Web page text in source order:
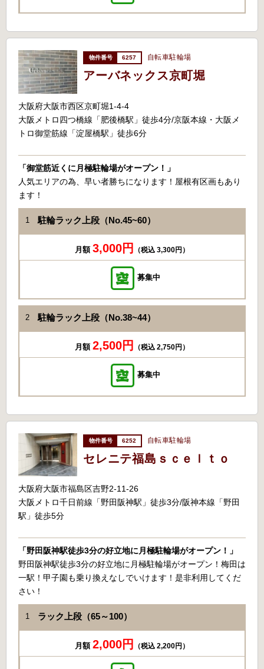
6257 自転車駐輪場
アーバネックス京町堀
大阪府大阪市西区京町堀1-4-4
大阪メトロ四つ橋線「肥後橋駅」徒歩4分/京阪本線・大阪メ
トロ御堂筋線「淀屋橋駅」徒歩6分
「御堂筋近くに月極駐輪場がオープン！」
人気エリアの為、早い者勝ちになります！屋根有区画もあり
ます！
1 駐輪ラック上段（No.45~60）
月額 3,000円 （税込 3,300円）
募集中
2 駐輪ラック上段（No.38~44）
月額 2,500円 （税込 2,750円）
募集中
6252 自転車駐輪場
セレニテ福島ｓｃｅｌｔｏ
大阪府大阪市福島区吉野2-11-26
大阪メトロ千日前線「野田阪神駅」徒歩3分/阪神本線「野田
駅」徒歩5分
「野田阪神駅徒歩3分の好立地に月極駐輪場がオープン！」
野田阪神駅徒歩3分の好立地に月極駐輪場がオープン！梅田は
一駅！甲子園も乗り換えなしでいけます！是非利用してくだ
さい！
1 ラック上段（65～100）
月額 2,000円 （税込 2,200円）